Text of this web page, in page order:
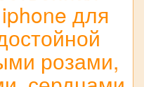
для
розами,